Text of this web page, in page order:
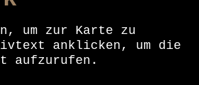
um zur Karte zu
anklicken, um die
aufzurufen.